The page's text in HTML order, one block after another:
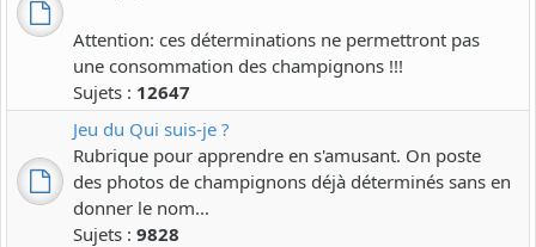
Attention: ces déterminations ne permettront pas
une consommation des champignons !!!
Sujets : 12647
Jeu du Qui suis-je ?
Rubrique pour apprendre en s'amusant. On poste
des photos de champignons déjà déterminés sans en
donner le nom...
Sujets : 9828